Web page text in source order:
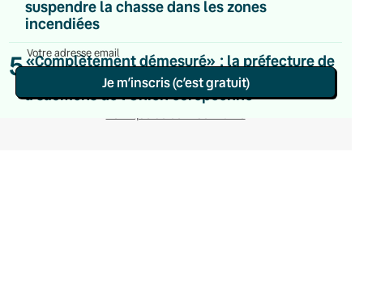
suspendre la chasse dans les zones
incendiées
5«Complètement démesuré» : la préfecture de
Gironde autorise le plus grand projet de ferme
à saumons de l’Union européenne
C’était Mieux Après
Occasionnelle
Je m’inscris (c’est gratuit)